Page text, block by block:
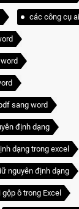
các công cụ
sang word
định dạng
dạng trong excel
nguyên định dạng
ô trong Excel